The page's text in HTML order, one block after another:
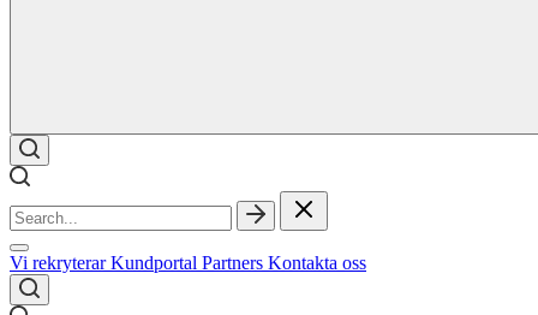
Vi rekryterarKundportal Partners Kontakta oss